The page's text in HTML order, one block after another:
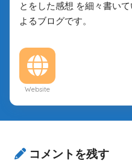
とをした感想 を細々書い
よるブログです。
Website
コメントを残す